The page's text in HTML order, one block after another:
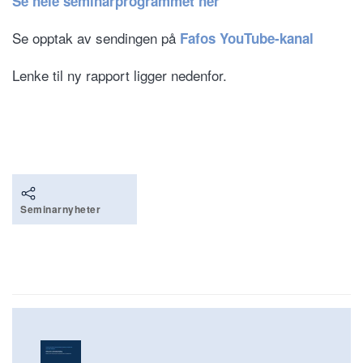
Se opptak av sendingen på Fafos YouTube-kanal
Lenke til ny rapport ligger nedenfor.
Seminarnyheter